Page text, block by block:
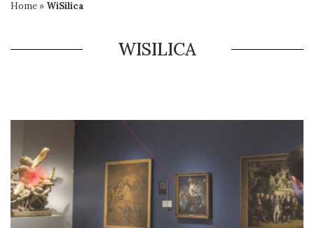
Home » WiSilica
WISILICA